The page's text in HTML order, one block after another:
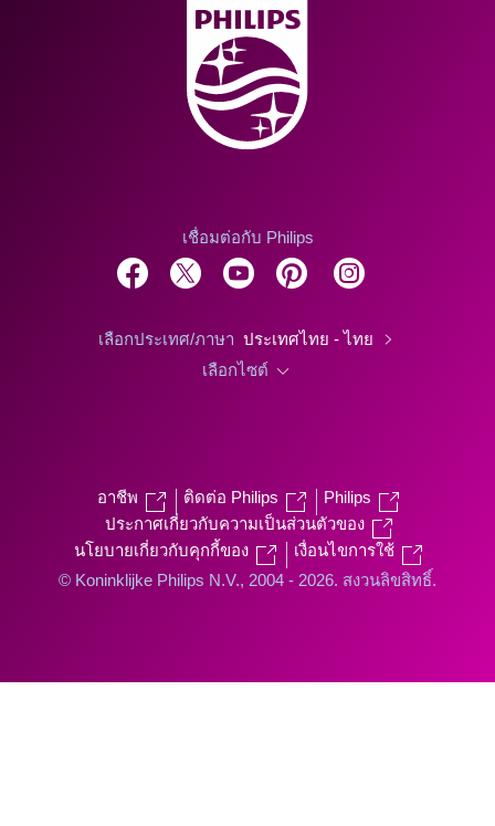
เชื่อมต่อกับ Philips
เลือกประเทศ/ภาษา ประเทศไทย - ไทย
เลือกไซต์
อาชีพ ติดต่อ Philips
Philips
ประกาศเกี่ยวกับความเป็นส่วนตัวของ
นโยบายเกี่ยวกับคุกกี้ของ
เงื่อนไขการใช้
© Koninklijke Philips N.V., 2004 - 2026. สงวนลิขสิทธิ์.